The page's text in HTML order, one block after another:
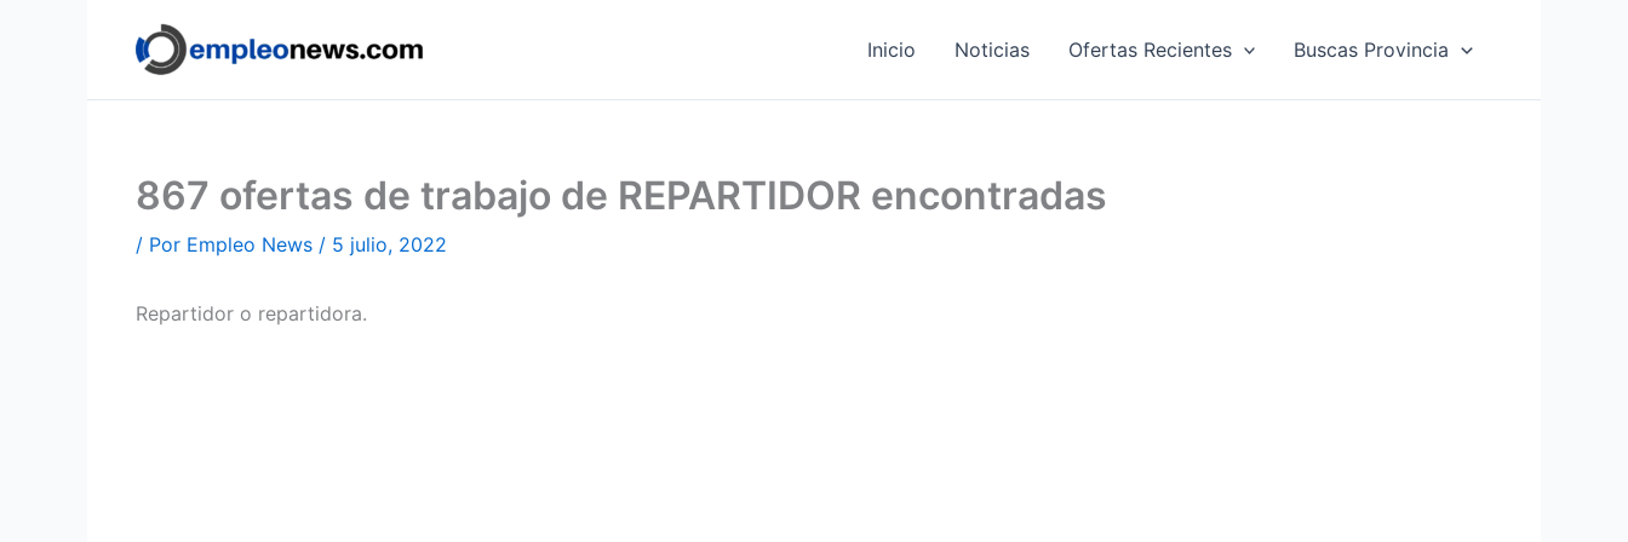
Inicio Noticias Ofertas Recientes Buscas Provincia
867 ofertas de trabajo de REPARTIDOR encontradas
/ Por Empleo News / 5 julio, 2022
Repartidor o repartidora.